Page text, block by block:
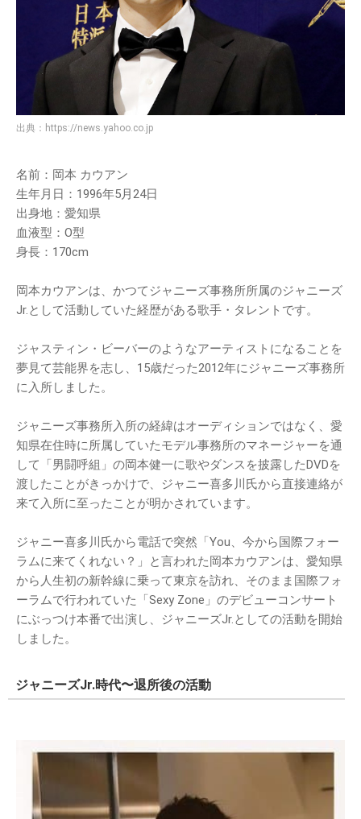
出典： https://news.yahoo.co.jp
名前：岡本 カウアン
生年月日：1996年5月24日
出身地：愛知県
血液型：O型
身長：170cm
岡本カウアンは、かつてジャニーズ事務所所属のジャニーズ
Jr.として活動していた経歴がある歌手・タレントです。
ジャスティン・ビーバーのようなアーティストになることを
夢見て芸能界を志し、15歳だった2012年にジャニーズ事務所
に入所しました。
ジャニーズ事務所入所の経緯はオーディションではなく、愛
知県在住時に所属していたモデル事務所のマネージャーを通
して「男闘呼組」の岡本健一に歌やダンスを披露したDVDを
渡したことがきっかけで、ジャニー喜多川氏から直接連絡が
来て入所に至ったことが明かされています。
ジャニー喜多川氏から電話で突然「You、今から国際フォー
ラムに来てくれない？」と言われた岡本カウアンは、愛知県
から人生初の新幹線に乗って東京を訪れ、そのまま国際フォ
ーラムで行われていた「Sexy Zone」のデビューコンサート
にぶっつけ本番で出演し、ジャニーズJr.としての活動を開始
しました。
ジャニーズJr.時代〜退所後の活動